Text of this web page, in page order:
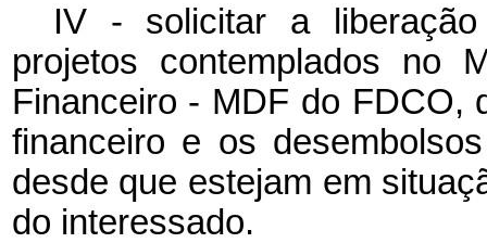
IV - solicitar a
projetos contemplados no
Financeiro - MDF do FDCO,
financeiro e os
desde que estejam em
do interessado.